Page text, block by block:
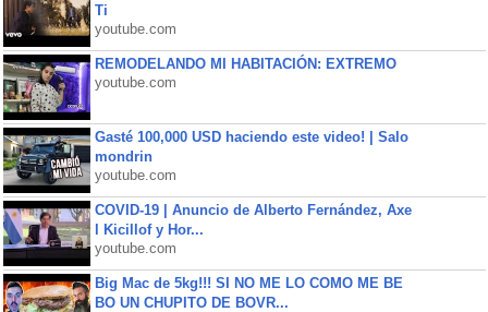
Ti
youtube.com
REMODELANDO MI HABITACIÓN: EXTREMO
youtube.com
Gasté 100,000 USD haciendo este video! | Salo
mondrin
youtube.com
COVID-19 | Anuncio de Alberto Fernández, Axe
l Kicillof y Hor...
youtube.com
Big Mac de 5kg!!! SI NO ME LO COMO ME BE
BO UN CHUPITO DE BOVR...